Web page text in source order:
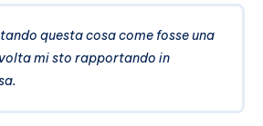
questa cosa come fosse una
mi sto rapportando in